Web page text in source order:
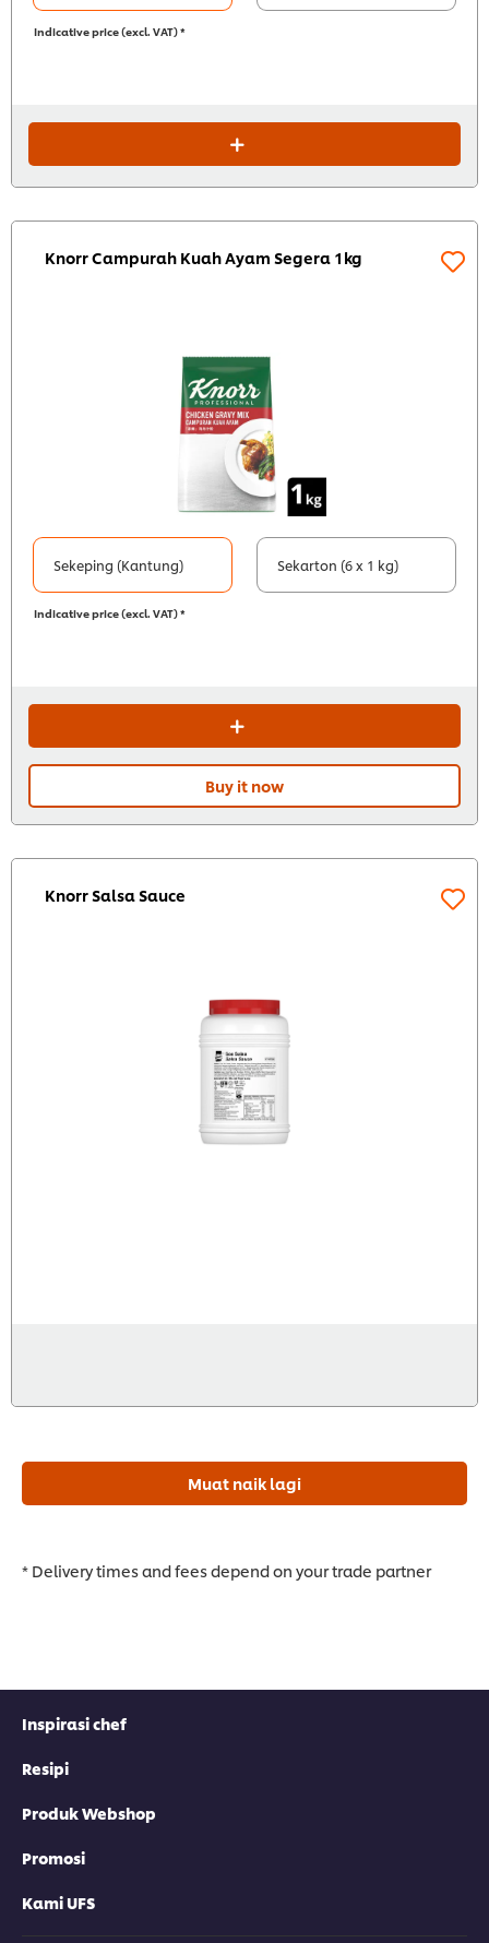
Indicative price (excl. VAT) *
Knorr Campurah Kuah Ayam Segera 1kg
Sekeping (Kantung) Sekarton (6 x 1 kg)
Indicative price (excl. VAT) *
Buy it now
Knorr Salsa Sauce
Muat naik lagi
* Delivery times and fees depend on your trade partner
Inspirasi chef
Resipi
Produk Webshop
Promosi
Kami UFS